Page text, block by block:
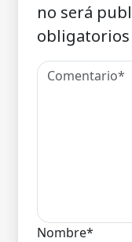
no será
obligatorios
Nombre*